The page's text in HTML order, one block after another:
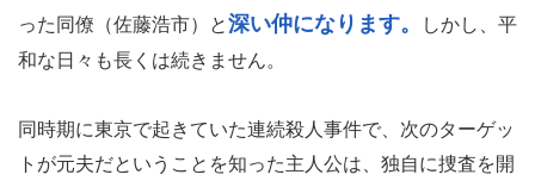
った同僚（佐藤浩市）と深い仲になります。
しかし、平
和な日々も長くは続きません。
同時期に東京で起きていた連続殺人事件で、次のターゲッ
トが元夫だということを知った主人公は、独自に捜査を開